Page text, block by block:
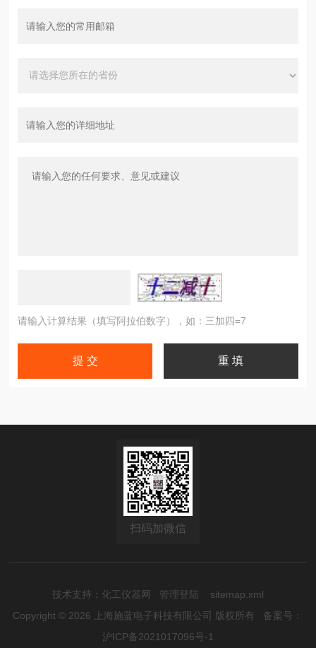
请输入计算结果（填写阿拉伯数字），如：三加四=7
扫码加微信
技术支持： 化工仪器网 管理登陆
sitemap.xml
Copyright © 2026 上海施蓝电子科技有限公司 版权所有 备案号：
沪ICP备2021017096号-1